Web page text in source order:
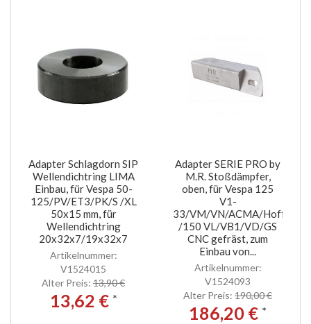
Adapter Schlagdorn SIP
Wellendichtring LIMA
Einbau, für Vespa 50-
125/PV/ET3/PK/S /XL
50x15 mm, für
Wellendichtring
20x32x7/19x32x7
Artikelnummer:
V1524015
Alter Preis: 13,90 €
13,62 € *
Adapter SERIE PRO by
M.R. Stoßdämpfer,
oben, für Vespa 125
V1-
33/VM/VN/ACMA/Hoffmann
/150 VL/VB1/VD/GS
CNC gefräst, zum
Einbau von...
Artikelnummer:
V1524093
Alter Preis: 190,00 €
186,20 € *